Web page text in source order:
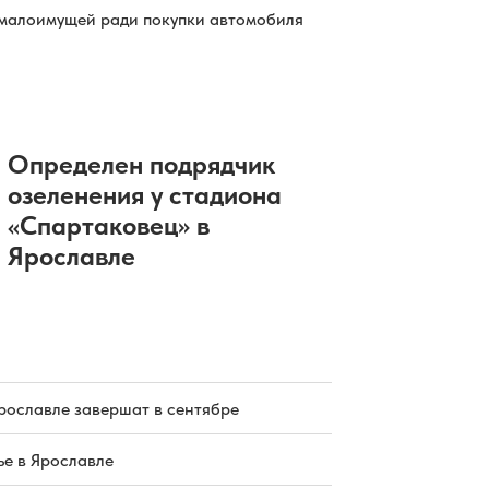
ради покупки автомобиля
Определен подрядчик
озеленения у стадиона
«Спартаковец» в
Ярославле
завершат в сентябре
в Ярославле